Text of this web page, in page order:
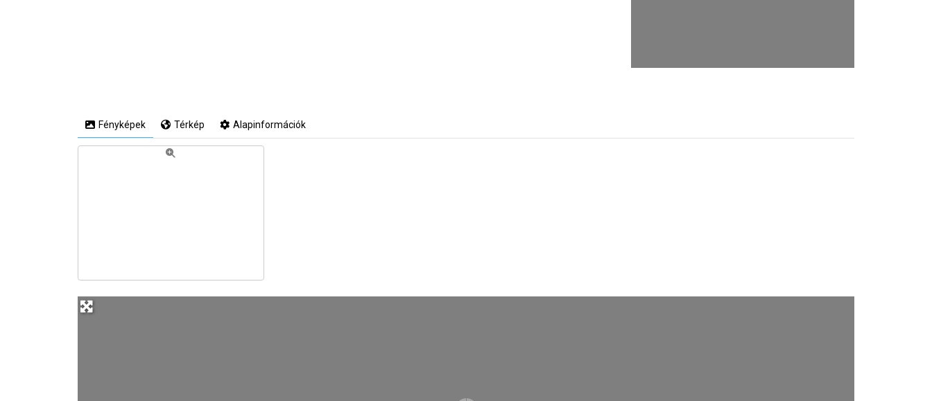
Fényképek Térkép Alapinformációk